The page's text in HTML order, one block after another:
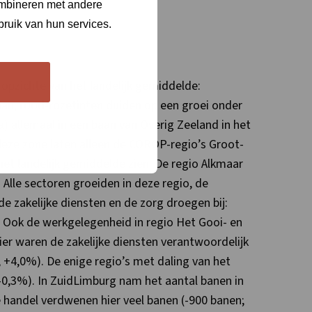
met andere
van hun services.
van het landelijk gemiddelde:
rood-rozetinten duiden op een groei onder
allemaal in een baan van Overig Zeeland in het
zone laten alleen de COROP-regio’s Groot-
landelijk gemiddelde zien. De regio Alkmaar
sectoren groeiden in deze regio, de
zakelijke diensten en de zorg droegen bij:
de werkgelegenheid in regio Het Gooi- en
waren de zakelijke diensten verantwoordelijk
De enige regio’s met daling van het
In ZuidLimburg nam het aantal banen in
verdwenen hier veel banen (-900 banen;